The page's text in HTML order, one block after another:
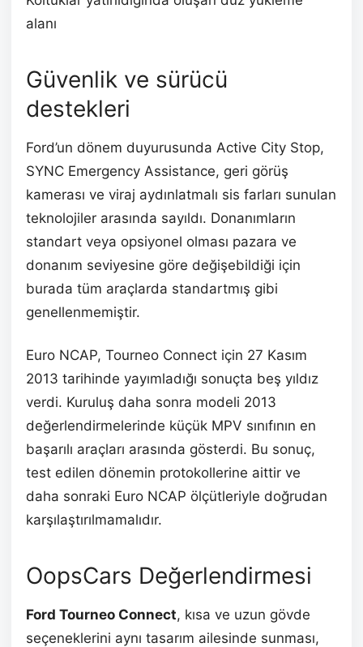
alanı
Güvenlik ve sürücü
destekleri
Ford’un dönem duyurusunda Active City Stop,
SYNC Emergency Assistance, geri görüş
kamerası ve viraj aydınlatmalı sis farları sunulan
teknolojiler arasında sayıldı. Donanımların
standart veya opsiyonel olması pazara ve
donanım seviyesine göre değişebildiği için
burada tüm araçlarda standartmış gibi
genellenmemiştir.
Euro NCAP, Tourneo Connect için 27 Kasım
2013 tarihinde yayımladığı sonuçta beş yıldız
verdi. Kuruluş daha sonra modeli 2013
değerlendirmelerinde küçük MPV sınıfının en
başarılı araçları arasında gösterdi. Bu sonuç,
test edilen dönemin protokollerine aittir ve
daha sonraki Euro NCAP ölçütleriyle doğrudan
karşılaştırılmamalıdır.
OopsCars Değerlendirmesi
Ford Tourneo Connect, kısa ve uzun gövde
seçeneklerini aynı tasarım ailesinde sunması,